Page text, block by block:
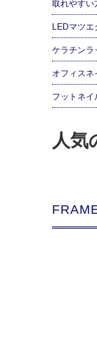
取れやすい
LEDマツエ
ケラチンラ
オフィスネ
フットネ
人気